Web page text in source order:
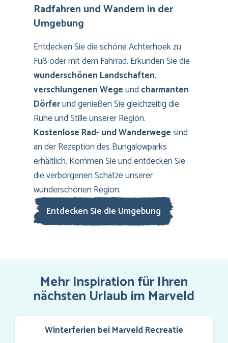
Radfahren und Wandern in der
Umgebung
Entdecken Sie die schöne Achterhoek zu
Fuß oder mit dem Fahrrad. Erkunden Sie die
wunderschönen Landschaften,
verschlungenen Wegeund charmanten
Dörferund genießen Sie gleichzeitig die
Ruhe und Stille unserer Region.
Kostenlose Rad- und Wanderwegesind
an der Rezeption des Bungalowparks
erhältlich. Kommen Sie und entdecken Sie
die verborgenen Schätze unserer
wunderschönen Region.
Entdecken Sie die Umgebung
Mehr Inspiration für Ihren
nächsten Urlaub im Marveld
Winterferien bei Marveld Recreatie